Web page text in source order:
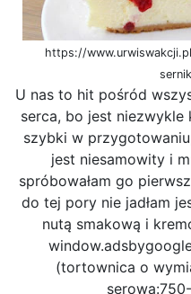
https://
U nas to hit pośród
serca, bo jest niezwykle
szybki w
jest niesamowity i
spróbowałam go
do tej pory nie jadłam
nutą smakową i
(tortownica o